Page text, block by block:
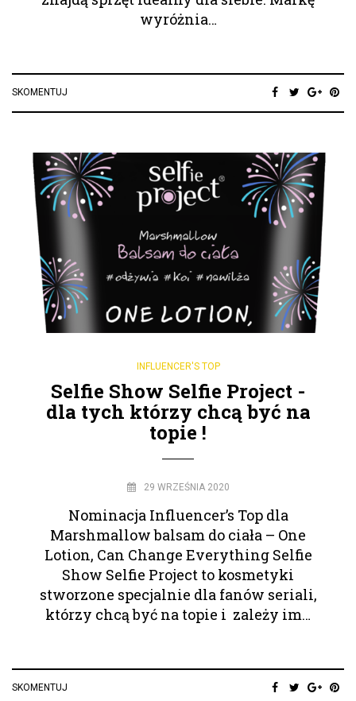
wyróżnia…
SKOMENTUJ
INFLUENCER'S TOP
Selfie Show Selfie Project -
dla tych którzy chcą być na
topie !
29 WRZEŚNIA 2020
Nominacja Influencer’s Top dla
Marshmallow balsam do ciała – One
Lotion, Can Change Everything Selfie
Show Selfie Project to kosmetyki
stworzone specjalnie dla fanów seriali,
którzy chcą być na topie i zależy im…
SKOMENTUJ